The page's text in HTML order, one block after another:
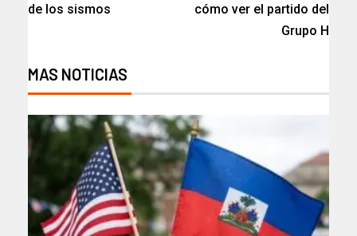
de los sismos
cómo ver el partido del
Grupo H
MAS NOTICIAS